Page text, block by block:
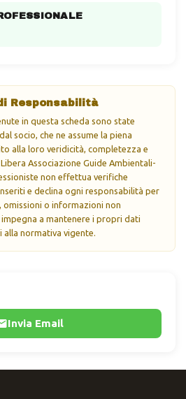
Invia Email
Responsabilità
in questa scheda sono state
socio, che ne assume la piena
alla loro veridicità, completezza e
Associazione Guide Ambientali-
non effettua verifiche
e declina ogni responsabilità per
omissioni o informazioni non
a mantenere i propri dati
normativa vigente.